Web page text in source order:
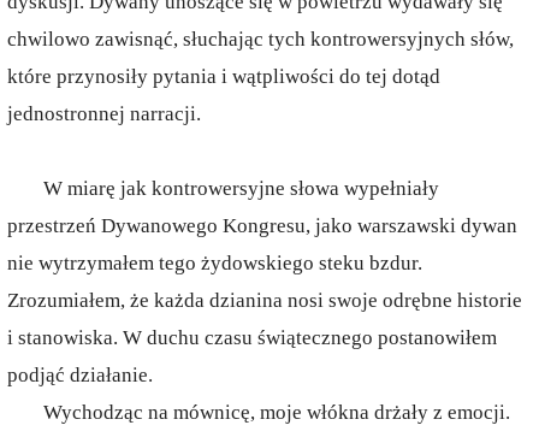
chwilowo zawisnąć, słuchając tych kontrowersyjnych słów,
które przynosiły pytania i wątpliwości do tej dotąd
jednostronnej narracji.
W miarę jak kontrowersyjne słowa wypełniały
przestrzeń Dywanowego Kongresu, jako warszawski dywan
nie wytrzymałem tego żydowskiego steku bzdur.
Zrozumiałem, że każda dzianina nosi swoje odrębne historie
i stanowiska. W duchu czasu świątecznego postanowiłem
podjąć działanie.
Wychodząc na mównicę, moje włókna drżały z emocji.